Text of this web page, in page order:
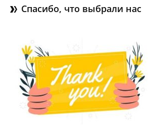
Спасибо, что выбрали нас